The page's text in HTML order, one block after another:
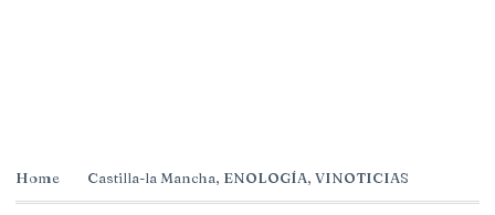
Home Castilla-la Mancha, ENOLOGÍA, VINOTICIAS